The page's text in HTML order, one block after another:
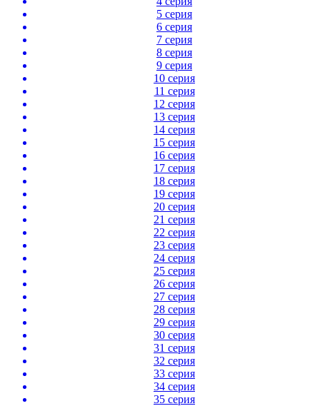
5 серия
6 серия
7 серия
8 серия
9 серия
10 серия
11 серия
12 серия
13 серия
14 серия
15 серия
16 серия
17 серия
18 серия
19 серия
20 серия
21 серия
22 серия
23 серия
24 серия
25 серия
26 серия
27 серия
28 серия
29 серия
30 серия
31 серия
32 серия
33 серия
34 серия
35 серия